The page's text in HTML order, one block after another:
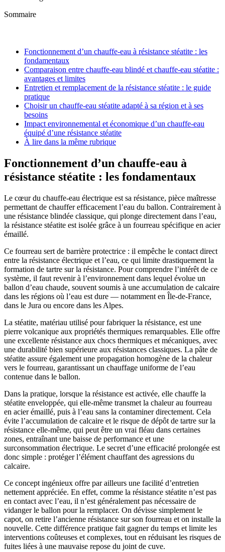
Sommaire
Fonctionnement d’un chauffe-eau à résistance stéatite : les
fondamentaux
Comparaison entre chauffe-eau blindé et chauffe-eau stéatite :
avantages et limites
Entretien et remplacement de la résistance stéatite : le guide
pratique
Choisir un chauffe-eau stéatite adapté à sa région et à ses
besoins
Impact environnemental et économique d’un chauffe-eau
équipé d’une résistance stéatite
À lire dans la même rubrique
Fonctionnement d’un chauffe-eau à
résistance stéatite : les fondamentaux
Le cœur du chauffe-eau électrique est sa résistance, pièce maîtresse
permettant de chauffer efficacement l’eau du ballon. Contrairement à
une résistance blindée classique, qui plonge directement dans l’eau,
la résistance stéatite est isolée grâce à un fourreau spécifique en acier
émaillé.
Ce fourreau sert de barrière protectrice : il empêche le contact direct
entre la résistance électrique et l’eau, ce qui limite drastiquement la
formation de tartre sur la résistance. Pour comprendre l’intérêt de ce
système, il faut revenir à l’environnement dans lequel évolue un
ballon d’eau chaude, souvent soumis à une accumulation de calcaire
dans les régions où l’eau est dure — notamment en Île-de-France,
dans le Jura ou encore dans les Alpes.
La stéatite, matériau utilisé pour fabriquer la résistance, est une
pierre volcanique aux propriétés thermiques remarquables. Elle offre
une excellente résistance aux chocs thermiques et mécaniques, avec
une durabilité bien supérieure aux résistances classiques. La pâte de
stéatite assure également une propagation homogène de la chaleur
vers le fourreau, garantissant un chauffage uniforme de l’eau
contenue dans le ballon.
Dans la pratique, lorsque la résistance est activée, elle chauffe la
stéatite enveloppée, qui elle-même transmet la chaleur au fourreau
en acier émaillé, puis à l’eau sans la contaminer directement. Cela
évite l’accumulation de calcaire et le risque de dépôt de tartre sur la
résistance elle-même, qui peut être un vrai fléau dans certaines
zones, entraînant une baisse de performance et une
surconsommation électrique. Le secret d’une efficacité prolongée est
donc simple : protéger l’élément chauffant des agressions du
calcaire.
Ce concept ingénieux offre par ailleurs une facilité d’entretien
nettement appréciée. En effet, comme la résistance stéatite n’est pas
en contact avec l’eau, il n’est généralement pas nécessaire de
vidanger le ballon pour la remplacer. On dévisse simplement le
capot, on retire l’ancienne résistance sur son fourreau et on installe la
nouvelle. Cette différence pratique fait gagner du temps et limite les
interventions coûteuses et complexes, tout en réduisant les risques de
fuites liées à une mauvaise repose du joint de cuve.